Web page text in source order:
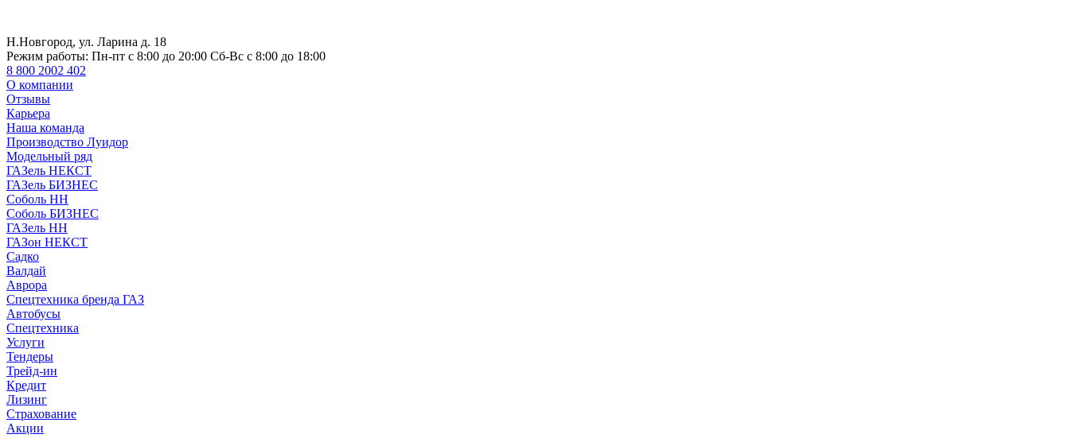
Н.Новгород, ул. Ларина д. 18
Режим работы: Пн-пт с 8:00 до 20:00 Сб-Вс с 8:00 до 18:00
8 800 2002 402
О компании
Отзывы
Карьера
Наша команда
Производство Луидор
Модельный ряд
ГАЗель НЕКСТ
ГАЗель БИЗНЕС
Соболь НН
Соболь БИЗНЕС
ГАЗель НН
ГАЗон НЕКСТ
Садко
Валдай
Аврора
Спецтехника бренда ГАЗ
Автобусы
Спецтехника
Услуги
Тендеры
Трейд-ин
Кредит
Лизинг
Страхование
Акции